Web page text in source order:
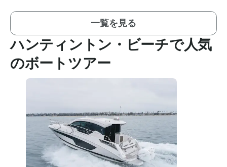
一覧を見る
ハンティントン・ビーチで人気
のボートツアー